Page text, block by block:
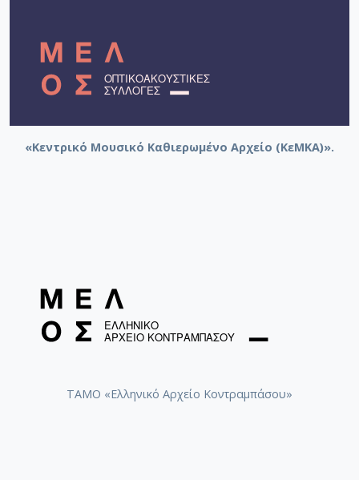
«Κεντρικό Μουσικό Καθιερωμένο Αρχείο (ΚεΜΚΑ)».
ΤΑΜΟ «Ελληνικό Αρχείο Κοντραμπάσου»